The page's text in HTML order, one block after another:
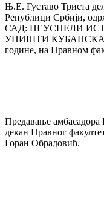
Њ.Е. Густаво Триста
Републици Србији,
САД: НЕУСПЕЛИ
УНИШТИ КУБАНСКА
године, на Правном
Предавање амбасадора
декан Правног
Горан Обрадовић.